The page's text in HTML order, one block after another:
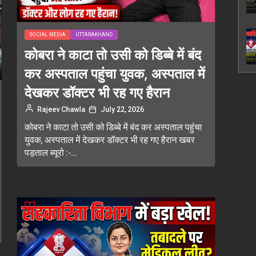
SOCIAL MEDIA UTTARAKHAND
कोबरा ने काटा तो उसी को डिब्बे में बंद
कर अस्पताल पहुंचा युवक, अस्पताल में
देखकर डॉक्टर भी रह गए हैरान
Rajeev Chawla July 22, 2026
कोबरा ने काटा तो उसी को डिब्बे में बंद कर अस्पताल पहुंचा
युवक, अस्पताल में देखकर डॉक्टर भी रह गए हैरान खबर
पड़ताल ब्यूरो :-...